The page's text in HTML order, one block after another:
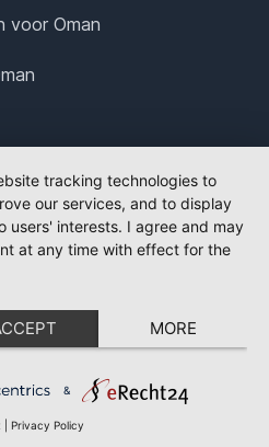
voor Oman
tracking technologies to
our services, and to display
users' interests. I agree and may
at any time with effect for the
MORE
&
Privacy Policy